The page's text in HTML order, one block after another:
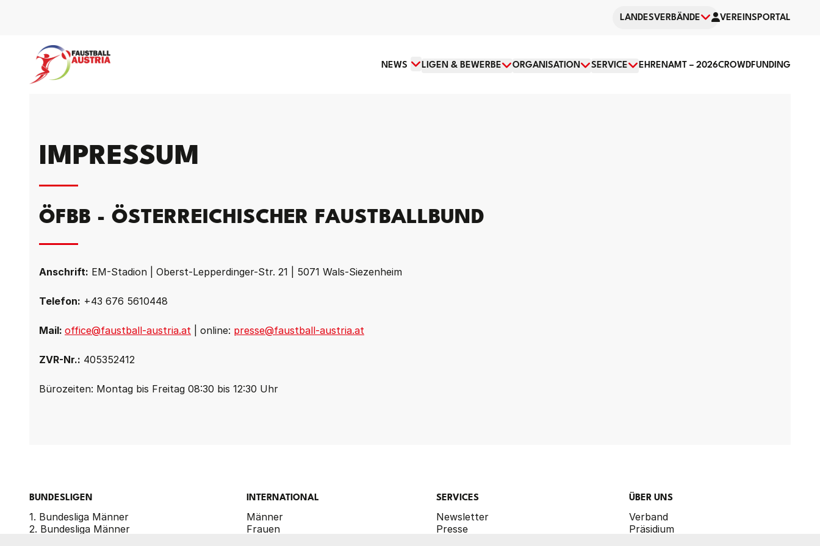
LANDESVERBÄNDE VEREINSPORTAL
NEWS NewsMenü öffnen
LIGEN & BEWERBE ORGANISATION SERVICE EHRENAMT – 2026CROWDFUNDING
IMPRESSUM
ÖFBB - ÖSTERREICHISCHER FAUSTBALLBUND
Anschrift: EM-Stadion | Oberst-Lepperdinger-Str. 21 | 5071 Wals-Siezenheim
Telefon: +43 676 5610448
Mail: office@faustball-austria.at | online: presse@faustball-austria.at
ZVR-Nr.: 405352412
Bürozeiten: Montag bis Freitag 08:30 bis 12:30 Uhr
BUNDESLIGEN
1. Bundesliga Männer
2. Bundesliga Männer
INTERNATIONAL
Männer
Frauen
SERVICES
Newsletter
Presse
ÜBER UNS
Verband
Präsidium